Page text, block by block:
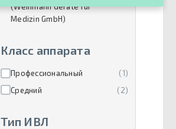
(Weinmann Gerate fur
Medizin GmbH)
Класс аппарата
Профессиональный
(1)
Средний
(2)
Тип ИВЛ